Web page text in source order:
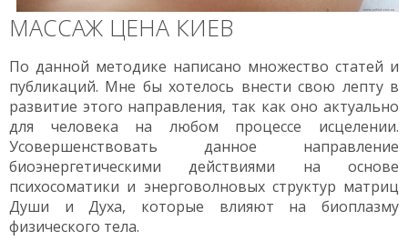
МАССАЖ ЦЕНА КИЕВ
По данной методике написано множество статей и
публикаций. Мне бы хотелось внести свою лепту в
развитие этого направления, так как оно актуально
для человека на любом процессе исцелении.
Усовершенствовать данное направление
биоэнергетическими действиями на основе
психосоматики и энерговолновых структур матриц
Души и Духа, которые влияют на биоплазму
физического тела.